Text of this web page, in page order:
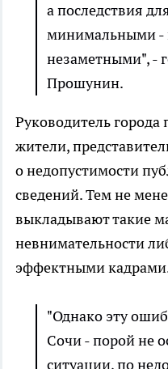
а последствия
минимальными -
незаметными", -
Прошунин.
Руководитель
жители,
о недопустимости
сведений. Тем не
выкладывают такие
невнимательности
эффектными
"Однако эту
Сочи - порой не
ситуации, по